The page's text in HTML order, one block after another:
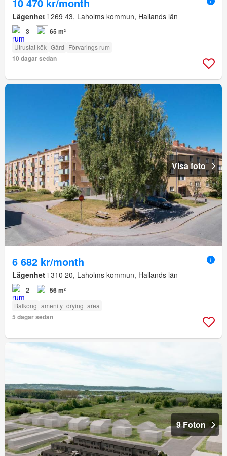
10 470 kr/month
Lägenhet i 269 43, Laholms kommun, Hallands län
3 65 m²
Utrustat kök Gård Förvarings rum
10 dagar sedan
Visa foto
6 682 kr/month
Lägenhet i 310 20, Laholms kommun, Hallands län
2 56 m²
Balkong amenity_drying_area
5 dagar sedan
9 Foton